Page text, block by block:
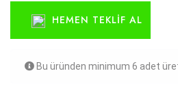
HEMEN TEKLIF AL
Bu üründen minimum 6 adet